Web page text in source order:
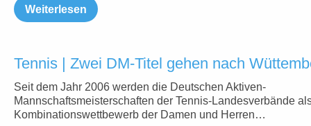
Weiterlesen
Tennis | Zwei DM-Titel gehen nach
Seit dem Jahr 2006 werden die Deutschen Aktiven-
Mannschaftsmeisterschaften der Tennis-Landesverbände
Kombinationswettbewerb der Damen und Herren…